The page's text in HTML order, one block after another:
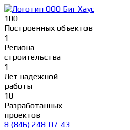
Перейти
к
содержимому
100
Построенных объектов
1
Региона
строительства
1
Лет надёжной
работы
10
Разработанных
проектов
8 (846) 248-07-43